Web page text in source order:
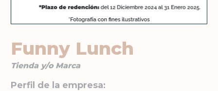
Funny Lunch
Tienda y/o Marca
Perfil de la empresa: